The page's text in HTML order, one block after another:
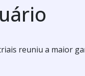
reuniu a maior